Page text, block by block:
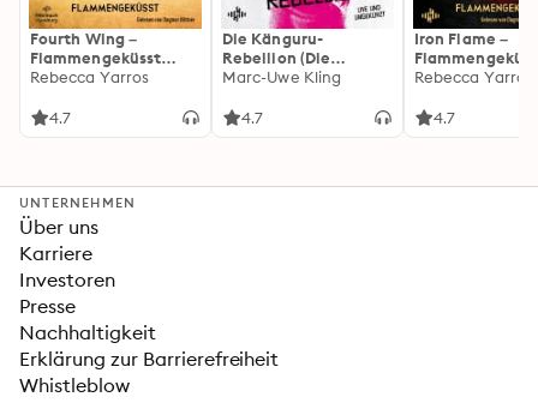
Fourth Wing –
Flammengeküsst
(Flammengeküsst-
Rebecca Yarros
4.7
Die Känguru-
Rebellion (Die
Känguru-Werke 5)
Marc-Uwe Kling
4.7
Iron Flame –
heißersehnte
Rebecca Yarros
4.7
UNTERNEHMEN
Über uns
Karriere
Investoren
Presse
Nachhaltigkeit
Erklärung zur Barrierefreiheit
Whistleblow